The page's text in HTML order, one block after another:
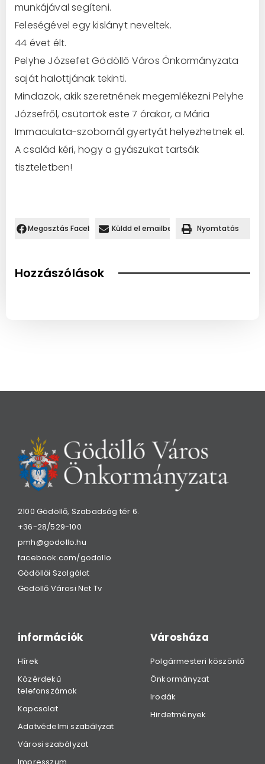
munkájával segíteni.
Feleségével egy kislányt neveltek.
44 évet élt.
Pelyhe Józsefet Gödöllő Város Önkormányzata
saját halottjának tekinti.
Mindazok, akik szeretnének megemlékezni Pelyhe
Józsefről, csütörtök este 7 órakor, a Mária
Immaculata-szobornál gyertyát helyezhetnek el.
A család kéri, hogy a gyászukat tartsák
tiszteletben!
Megosztás Facebookon.Küldd el emailben Nyomtatás
Hozzászólások
2100 Gödöllő, Szabadság tér 6.
+36-28/529-100
pmh@godollo.hu
facebook.com/godollo
Gödöllői Szolgálat
Gödöllő Városi Net Tv
információk
Hírek
Közérdekű
telefonszámok
Kapcsolat
Adatvédelmi szabályzat
Városi szabályzat
Impresszum
Városháza
Polgármesteri köszöntő
Önkormányzat
Irodák
Hirdetmények